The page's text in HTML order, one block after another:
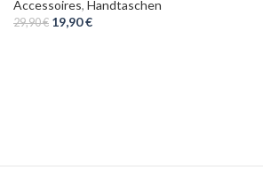
Accessoires, Handtaschen
29,90€ 19,90€